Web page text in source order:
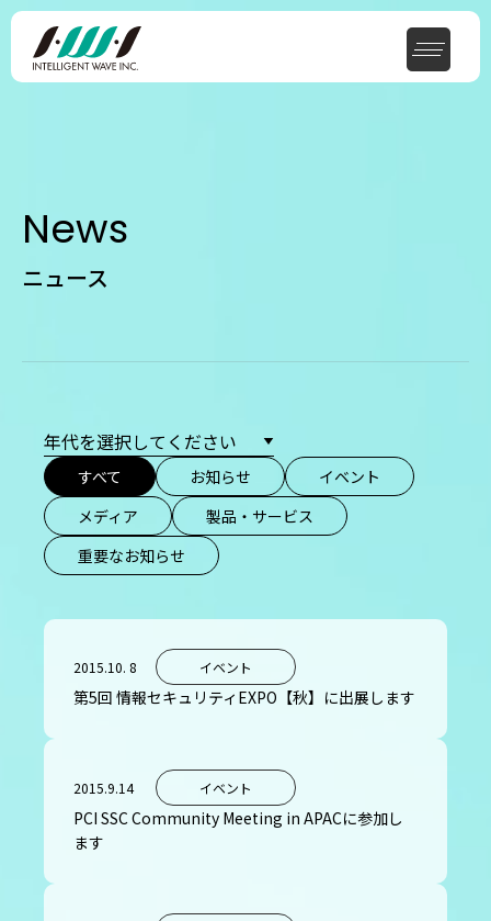
News
ニュース
すべて お知らせ
イベント
メディア
製品・サービス
重要なお知らせ
2015.10. 8 イベント
第5回 情報セキュリティEXPO【秋】に出展します
2015.9.14 イベント
PCI SSC Community Meeting in APACに参加し
ます